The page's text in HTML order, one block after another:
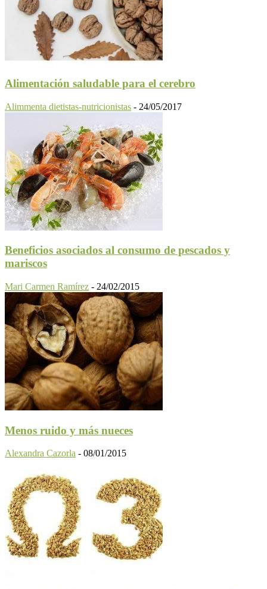
Alimentación saludable para el cerebro
Alimmenta dietistas-nutricionistas - 24/05/2017
Beneficios asociados al consumo de pescados y
mariscos
Mari Carmen Ramírez - 24/02/2015
Menos ruido y más nueces
Alexandra Cazorla - 08/01/2015